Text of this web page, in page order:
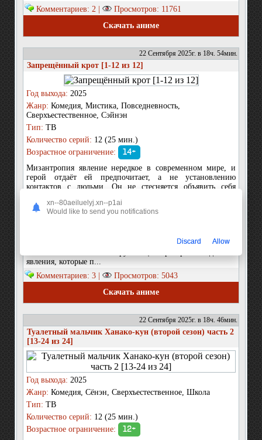
Комментариев: 2 |
Просмотров: 11761
Скачать аниме
22 Сентября 2025г. в 18ч. 54мин.
Запрещённый крот [1-12 из 12]
Год выхода: 2025
Жанр: Комедия, Мистика, Повседневность,
Сверхъестественное, Сэйнэн
Тип: ТВ
Количество серий: 12 (25 мин.)
Возрастное ограничение:
14+
Мизантропия явление нередкое в современном мире, и
герой отдаёт ей предпочитает, а не установлению
контактов с людьми. Он не стесняется объявить себя
также жаждет, чтобы никто не нарушал его границ. И
повстречаться с ним далеко не самая лучшая идея. И вовсе
встретились с Момоюки Могурой, после этого обрели
явления, которые п...
Комментариев: 3 |
Просмотров: 5043
Скачать аниме
22 Сентября 2025г. в 18ч. 46мин.
Туалетный мальчик Ханако-кун (второй сезон) часть 2
[13-24 из 24]
Год выхода: 2025
Жанр: Комедия, Сёнэн, Сверхъестественное, Школа
Тип: ТВ
Количество серий: 12 (25 мин.)
Возрастное ограничение:
12+
xn--80aeiluelyj.xn--p1ai
Would like to send you notifications
Discard Allow